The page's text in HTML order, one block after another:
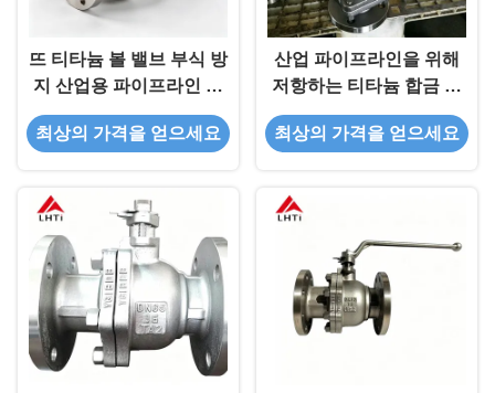
뜨 티타늄 볼 밸브 부식 방
지 산업용 파이프라인 볼
밸브
최상의 가격을 얻으세요
산업 파이프라인을 위해
저항하는 티타늄 합금 역
행 방지판 DN50 PN16 부
식 -
최상의 가격을 얻으세요